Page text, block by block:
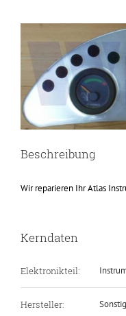
Larger
Image
Beschreibung
Wir reparieren Ihr Atlas
Kerndaten
Elektronikteil:
Hersteller: